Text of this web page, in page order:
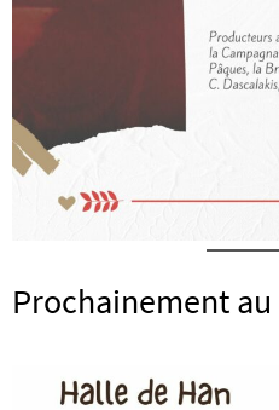
Prochainement